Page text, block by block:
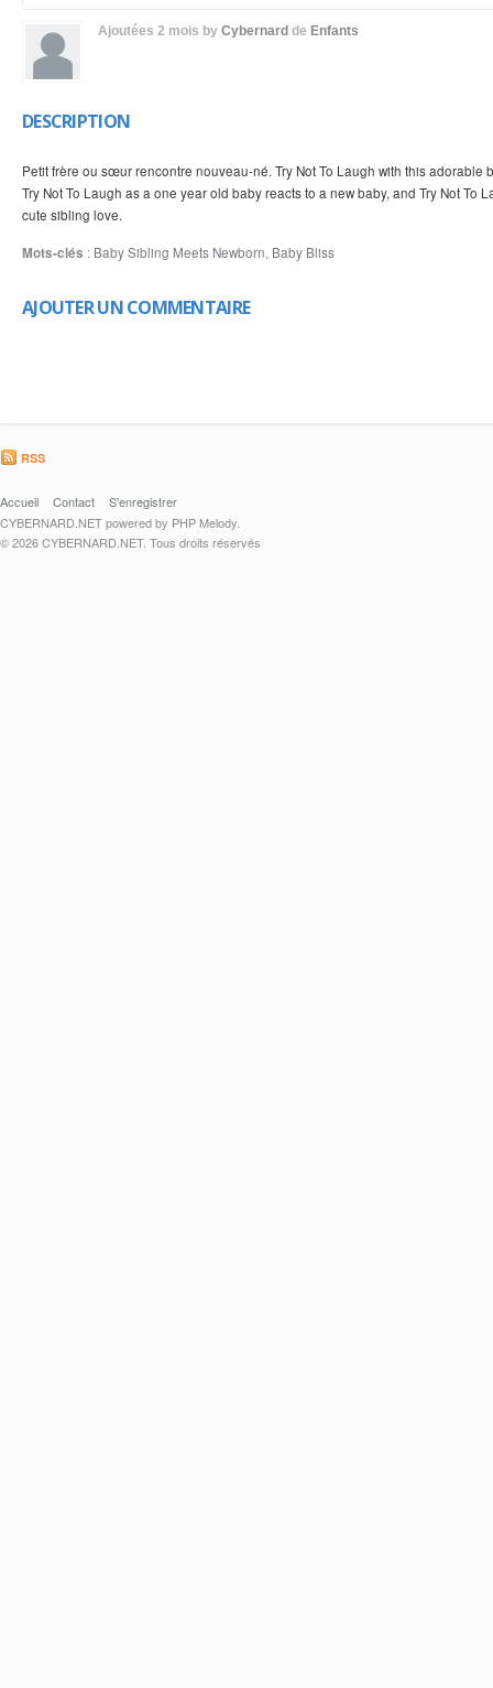
Ajoutées 2 mois by Cybernard de Enfants
DESCRIPTION
Petit frère ou sœur rencontre nouveau-né. Try Not To Laugh with this adorable
Try Not To Laugh as a one year old baby reacts to a new baby, and Try Not To
cute sibling love.
Mots-clés : Baby Sibling Meets Newborn, Baby Bliss
AJOUTER UN COMMENTAIRE
RSS
Accueil Contact
S'enregistrer
CYBERNARD.NET powered by PHP Melody.
© 2026 CYBERNARD.NET. Tous droits réservés